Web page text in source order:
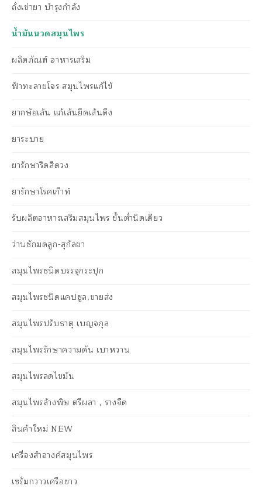
ถั่งเช่ายา บำรุงกำลัง
น้ำมันนวดสมุนไพร
ผลิตภัณฑ์ อาหารเสริม
ฟ้าทะลายโจร สมุนไพรแก้ไข้
ยากษัยเส้น แก้เส้นยึดเส้นตึง
ยาระบาย
ยารักษาริดสีดวง
ยารักษาโรคเก๊าท์
รับผลิตอาหารเสริมสมุนไพร ขั้นต่ำนิดเดียว
ว่านชักมดลูก-สุกัลยา
สมุนไพรชนิดบรรจุกระปุก
สมุนไพรชนิดแคปซูล,ขายส่ง
สมุนไพรปรับธาตุ เบญจกุล
สมุนไพรรักษาความดัน เบาหวาน
สมุนไพรลดไขมัน
สมุนไพรล้างพิษ ตรีผลา , รางจืด
สินค้าใหม่ NEW
เครื่องสำอางค์สมุนไพร
เซรั่มกวาวเครือขาว